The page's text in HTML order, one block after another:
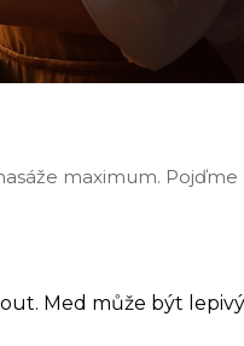
maximum. Pojďme
Med může být